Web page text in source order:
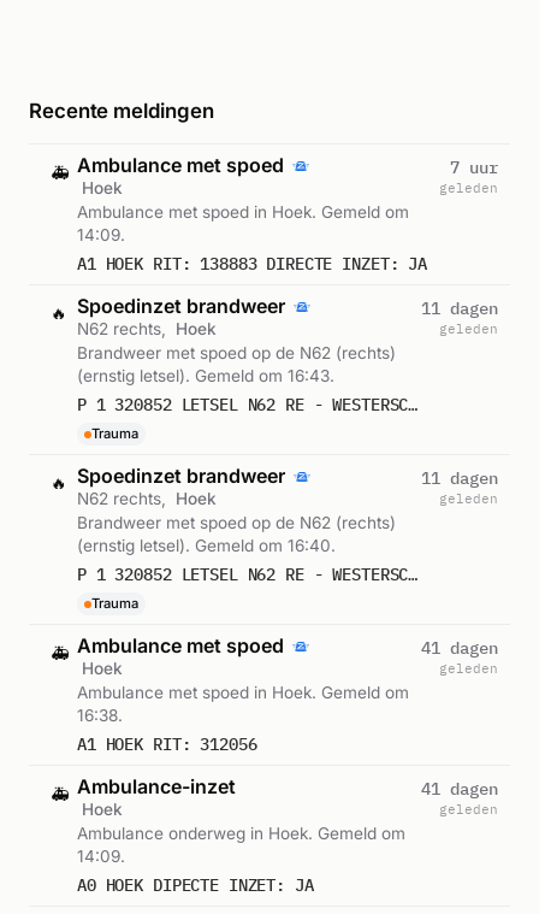
Recente meldingen
🚑 Ambulance met spoed
Hoek
Ambulance met spoed in Hoek. Gemeld om
14:09.
A1 HOEK RIT: 138883 DIRECTE INZET: JA
7 uur
geleden
🔥 Spoedinzet brandweer
N62 rechts,
Hoek
Brandweer met spoed op de N62 (rechts)
(ernstig letsel). Gemeld om 16:43.
P 1 320852 LETSEL N62 RE - WESTERSCHELDETUNNELWEG HOEK
Trauma
11 dagen
geleden
🔥 Spoedinzet brandweer
N62 rechts,
Hoek
Brandweer met spoed op de N62 (rechts)
(ernstig letsel). Gemeld om 16:40.
P 1 320852 LETSEL N62 RE - WESTERSCHELDETUNNELWEG HOEK
Trauma
11 dagen
geleden
🚑 Ambulance met spoed
Hoek
Ambulance met spoed in Hoek. Gemeld om
16:38.
A1 HOEK RIT: 312056
41 dagen
geleden
🚑 Ambulance-inzet
Hoek
Ambulance onderweg in Hoek. Gemeld om
14:09.
A0 HOEK DIPECTE INZET: JA
41 dagen
geleden